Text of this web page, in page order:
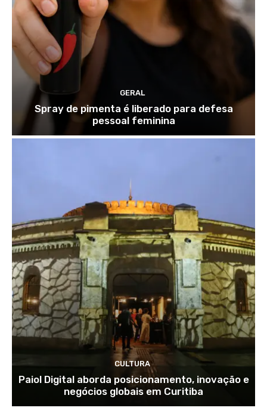
GERAL
Spray de pimenta é liberado para defesa
pessoal feminina
CULTURA
Paiol Digital aborda posicionamento, inovação e
negócios globais em Curitiba